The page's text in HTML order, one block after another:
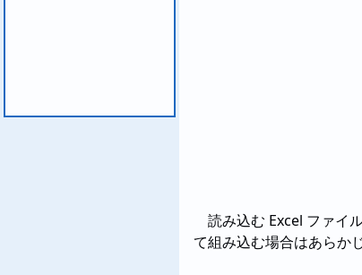
読み込む Excel ファイ
て組み込む場合はあらか